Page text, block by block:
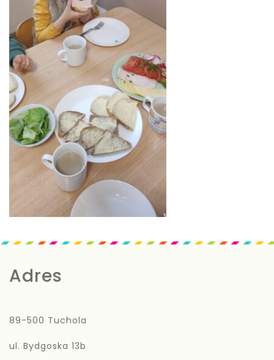
Adres
89-500 Tuchola
ul. Bydgoska 13b